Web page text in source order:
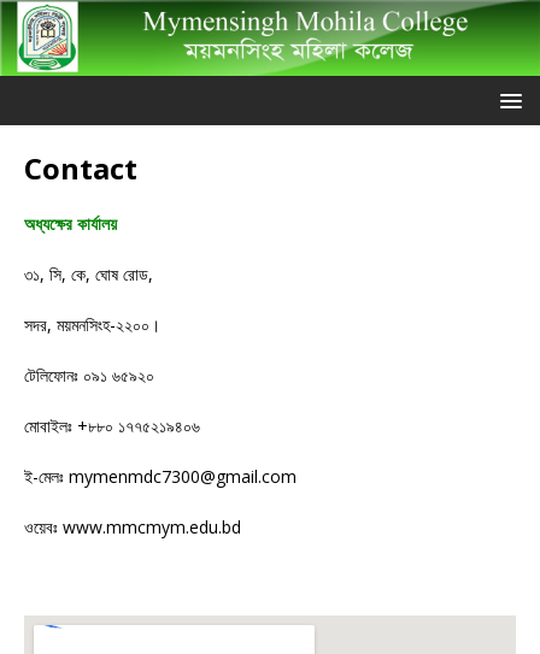
Contact
অধ্যক্ষের কার্যালয়
৩১, সি, কে, ঘোষ রোড,
সদর, ময়মনসিংহ-২২০০।
টেলিফোনঃ ০৯১ ৬৫৯২০
মোবাইলঃ +৮৮০ ১৭৭৫২১৯৪০৬
ই-মেলঃ mymenmdc7300@gmail.com
ওয়েবঃ www.mmcmym.edu.bd